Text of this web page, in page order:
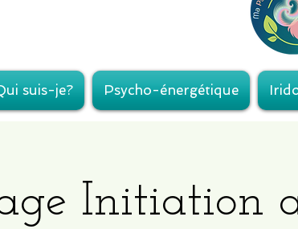
suis-je? Psycho-énergétique
Initiation